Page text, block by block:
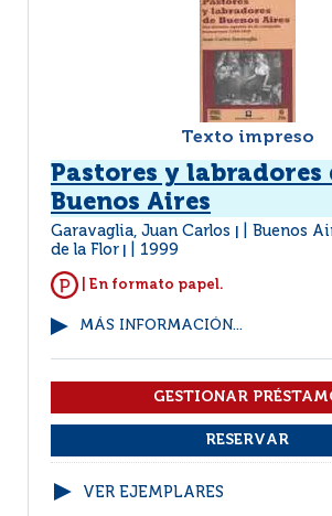
Texto impreso
Pastores y labradores
Buenos Aires
Garavaglia, Juan Carlos
Buenos
de la Flor
1999
| En formato papel.
MÁS INFORMACIÓN...
VER EJEMPLARES